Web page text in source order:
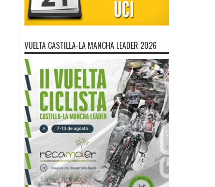
VUELTA CASTILLA-LA MANCHA LEADER 2026